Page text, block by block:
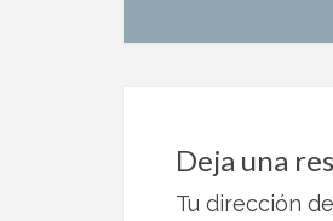
Deja una
Tu dirección